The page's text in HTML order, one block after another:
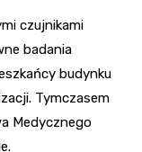
czujnikami
badania
budynku
Tymczasem
Medycznego